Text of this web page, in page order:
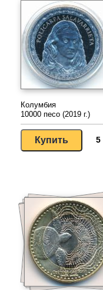
Колумбия
10000 песо (2019 г.)
5